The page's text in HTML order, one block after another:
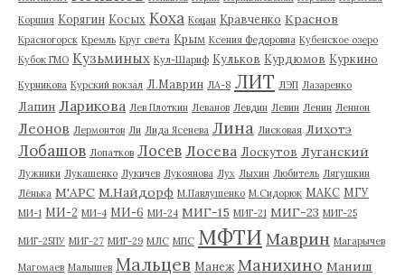
Коршия Корягин Косых Коха Коцан Кравченко Краснов
Красногорск Кремль Круг света Крым Ксения Федоровна Кубенское озеро
Кубок ГМО Кузьминых Кул-Шариф Кульков Курдюмов Куркино
Курникова Курский вокзал Л.Маврин ЛА-8 ЛИТ ЛЭП Лазаренко
Лапин Ларикова Лев Плоткин Леванов Левдин Левин Ленин Леннон
Леонов Лермонтов Ли Лида Ясенева Лина Лисковая Лихотэ
Лобашов Лопатков Лосев Лосева Лоскутов Луганский
Лужники Лукашенко Лукичев Лукоянова Лух Лыхин Любитель Лягушкин
Лёнька М'АРС М.Найдорф М.Павлушенко М.Сидорюк МАКС МГУ
МИ-1 МИ-2 МИ-4 МИ-6 МИ-24 МИГ-15 МИГ-21 МИГ-23 МИГ-25
МИГ-25ПУ МИГ-27 МИГ-29 МЛС МПС МФТИ Маврин Магарычев
Магомаев Малышев Мальцев Манеж Манихино Маниш